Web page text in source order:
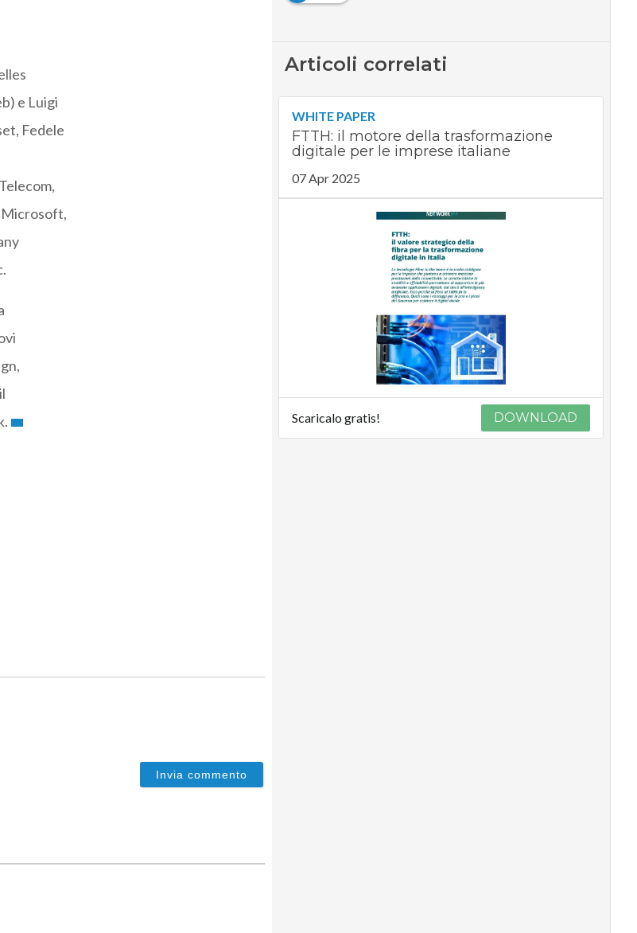
e Luigi
Fedele
Microsoft,
Articoli correlati
WHITE PAPER
FTTH: il motore della trasformazione
digitale per le imprese italiane
07 Apr 2025
Scaricalo gratis! DOWNLOAD